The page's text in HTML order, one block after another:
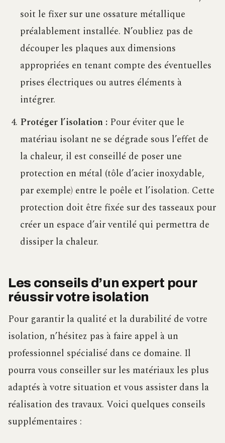
soit le fixer sur une ossature métallique
préalablement installée. N’oubliez pas de
découper les plaques aux dimensions
appropriées en tenant compte des éventuelles
prises électriques ou autres éléments à
intégrer.
Protéger l’isolation : Pour éviter que le
matériau isolant ne se dégrade sous l’effet de
la chaleur, il est conseillé de poser une
protection en métal (tôle d’acier inoxydable,
par exemple) entre le poêle et l’isolation. Cette
protection doit être fixée sur des tasseaux pour
créer un espace d’air ventilé qui permettra de
dissiper la chaleur.
Les conseils d’un expert pour
réussir votre isolation
Pour garantir la qualité et la durabilité de votre
isolation, n’hésitez pas à faire appel à un
professionnel spécialisé dans ce domaine. Il
pourra vous conseiller sur les matériaux les plus
adaptés à votre situation et vous assister dans la
réalisation des travaux. Voici quelques conseils
supplémentaires :